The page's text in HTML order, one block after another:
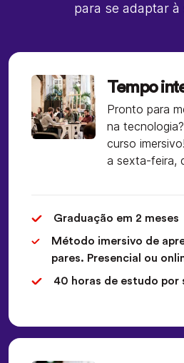
para se adaptar à
Tempo
Pronto para
na
curso
a sexta-feira,
Graduação em 2 meses
Método imersivo de
pares. Presencial ou
40 horas de estudo por